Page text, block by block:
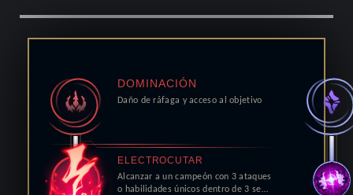
DOMINACIÓN
Daño de ráfaga y acceso al objetivo
ELECTROCUTAR
Alcanzar a un campeón con 3 ataques
o habilidades únicos dentro de 3 se…